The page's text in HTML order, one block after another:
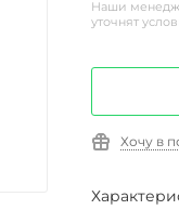
Наши
уточнят
Хочу в